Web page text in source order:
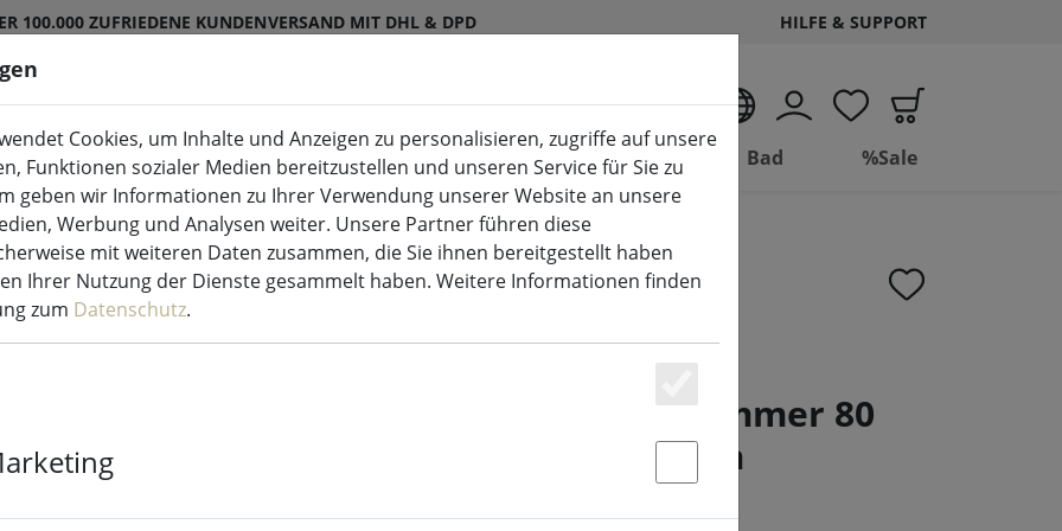
100.000 ZUFRIEDENE KUNDENVERSAND MIT DHL & DPD HILFE & SUPPORT
DE
Kerzen Indoor & Outdoor Küche & Essen Wohnen Bad %Sale
Kaemingk Lumineo LED-
Lichterkette Basic mit Dimmer 80
LED warmweiß außen 6 m
Cookies, um Inhalte und Anzeigen zu personalisieren, zugriffe auf unsere
Funktionen sozialer Medien bereitzustellen und unseren Service für Sie zu
geben wir Informationen zu Ihrer Verwendung unserer Website an unsere
Werbung und Analysen weiter. Unsere Partner führen diese
mit weiteren Daten zusammen, die Sie ihnen bereitgestellt haben
Ihrer Nutzung der Dienste gesammelt haben. Weitere Informationen finden
zum Datenschutz.
Essenziell